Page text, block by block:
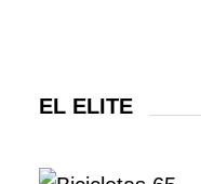
EL ELITE